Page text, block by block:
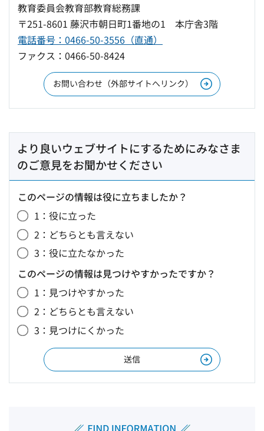
教育委員会教育部教育総務課
〒251-8601 藤沢市朝日町1番地の1 本庁舎3階
電話番号：0466-50-3556（直通）
ファクス：0466-50-8424
お問い合わせ（外部サイトへリンク）
より良いウェブサイトにするためにみなさま
のご意見をお聞かせください
このページの情報は役に立ちましたか？
1：役に立った
2：どちらとも言えない
3：役に立たなかった
このページの情報は見つけやすかったですか？
1：見つけやすかった
2：どちらとも言えない
3：見つけにくかった